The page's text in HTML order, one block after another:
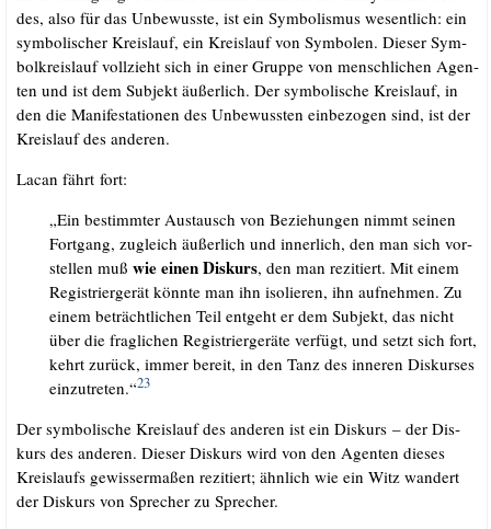
des, also für das Unbe­wuss­te, ist ein Sym­bo­lis­mus wesent­lich: ein
sym­bo­li­scher Kreis­lauf, ein Kreis­lauf von Sym­bo­len. Die­ser Sym­
bolkreis­lauf voll­zieht sich in einer Grup­pe von mensch­li­chen Agen­
ten und ist dem Sub­jekt äußer­lich. Der sym­bo­li­sche Kreis­lauf, in
den die Mani­fes­ta­tio­nen des Unbe­wuss­ten ein­be­zo­gen sind, ist der
Kreis­lauf des anderen.
Lacan fährt fort:
„Ein bestimm­ter Aus­tausch von Bezie­hun­gen nimmt sei­nen
Fort­gang, zugleich äußer­lich und inner­lich, den man sich vor­
stel­len muß wie einen Dis­kurs, den man rezi­tiert. Mit einem
Regis­trier­ge­rät könn­te man ihn iso­lie­ren, ihn auf­neh­men. Zu
einem beträcht­li­chen Teil ent­geht er dem Sub­jekt, das nicht
über die frag­li­chen Regis­trier­ge­rä­te ver­fügt, und setzt sich fort,
kehrt zurück, immer bereit, in den Tanz des inne­ren Dis­kur­ses
ein­zu­tre­ten.“23
Der sym­bo­li­sche Kreis­lauf des ande­ren ist ein Dis­kurs – der Dis­
kurs des ande­ren. Die­ser Dis­kurs wird von den Agen­ten die­ses
Kreis­laufs gewis­ser­ma­ßen rezi­tiert; ähn­lich wie ein Witz wan­dert
der Dis­kurs von Spre­cher zu Sprecher.